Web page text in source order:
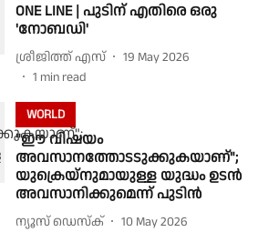
ONE LINE | പുടിന് എതിരെ ഒരു
'നോബഡി'
ശ്രീജിത്ത് എസ്
19 May 2026
1 min read
WORLD
"ഈ വിഷയം
അവസാനത്തോടടുക്കുകയാണ്";
യുക്രെയ്‌നുമായുള്ള യുദ്ധം ഉടന്‍
അവസാനിക്കുമെന്ന് പുടിന്‍
ന്യൂസ് ഡെസ്ക്
10 May 2026